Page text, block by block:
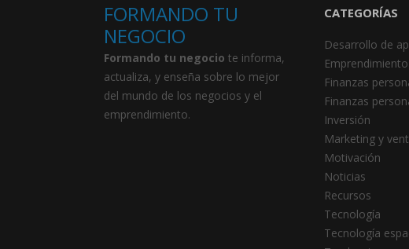
FORMANDO TU
NEGOCIO
Formando tu negocio te informa,
actualiza, y enseña sobre lo mejor
del mundo de los negocios y el
emprendimiento.
CATEGORÍAS
Desarrollo de
Emprendimiento
Finanzas
Finanzas
Inversión
Marketing y
Motivación
Noticias
Recursos
Tecnología
Tecnología